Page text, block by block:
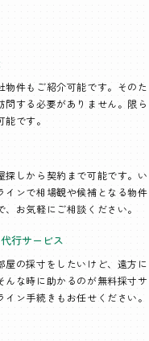
物件もご紹介可能です。そのた
する必要がありません。限ら
です。
しから契約まで可能です。い
インで相場観や候補となる物件
お気軽にご相談ください。
行サービス
屋の採寸をしたいけど、遠方に
んな時に助かるのが無料採寸サ
ン手続きもお任せください。